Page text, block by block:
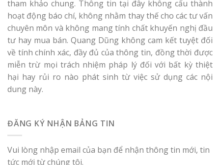
tham khảo chung. Thông tin tại đây không cấu thành
hoạt động báo chí, không nhằm thay thế cho các tư vấn
chuyên môn và không mang tính chất khuyến nghị đầu
tư hay mua bán. Quang Dũng không cam kết tuyệt đối
về tính chính xác, đầy đủ của thông tin, đồng thời được
miễn trừ mọi trách nhiệm pháp lý đối với bất kỳ thiệt
hại hay rủi ro nào phát sinh từ việc sử dụng các nội
dung này.
ĐĂNG KÝ NHẬN BẢNG TIN
Vui lòng nhập email của bạn để nhận thông tin mới, tin
tức mới từ chúng tôi.